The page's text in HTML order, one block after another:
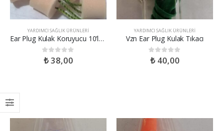
YARDIMCI SAĞLIK ÜRÜNLERI
Ear Plug Kulak Koruyucu 10’lu Eko Paket
0out of 5
₺38,00
YARDIMCI SAĞLIK ÜRÜNLERI
Vzn Ear Plug Kulak Tıkacı
0out of 5
₺40,00